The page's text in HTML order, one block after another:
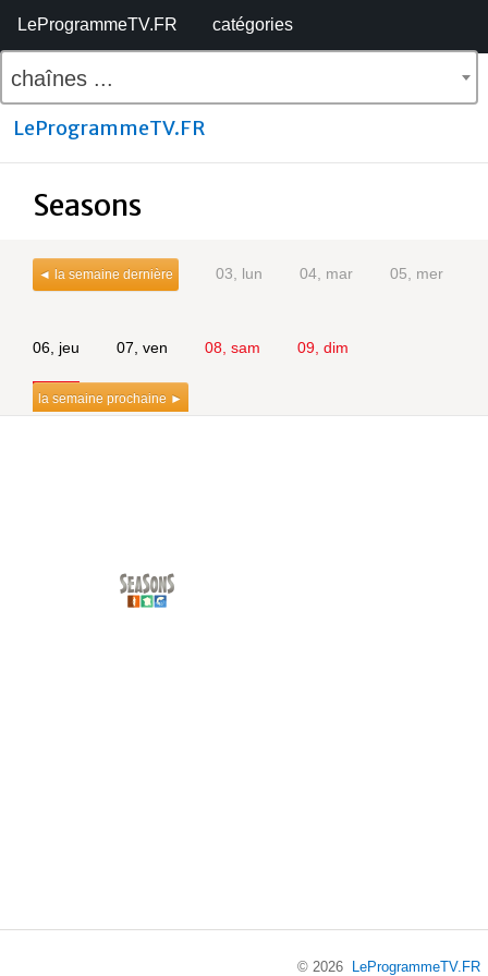
LeProgrammeTV.FR catégories
chaînes ...
LeProgrammeTV.FR
Seasons
◄ la semaine dernière 03, lun 04, mar 05, mer
06, jeu 07, ven 08, sam 09, dim
la semaine prochaine ►
© 2026 LeProgrammeTV.FR